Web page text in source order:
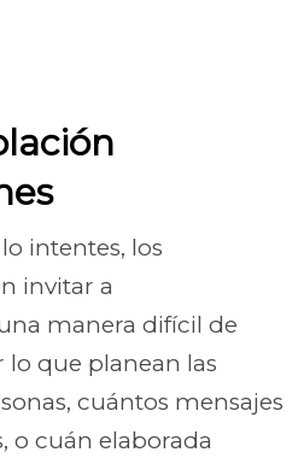
intentes, los
invitar a
manera difícil de
lo que planean las
cuántos mensajes
o cuán elaborada